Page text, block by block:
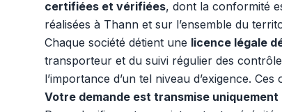
certifiées et vérifiées, dont la conformité
réalisées à Thann et sur l’ensemble du
Chaque société détient une licence légale
transporteur et du suivi régulier des
l’importance d’un tel niveau d’exigence.
Votre demande est transmise